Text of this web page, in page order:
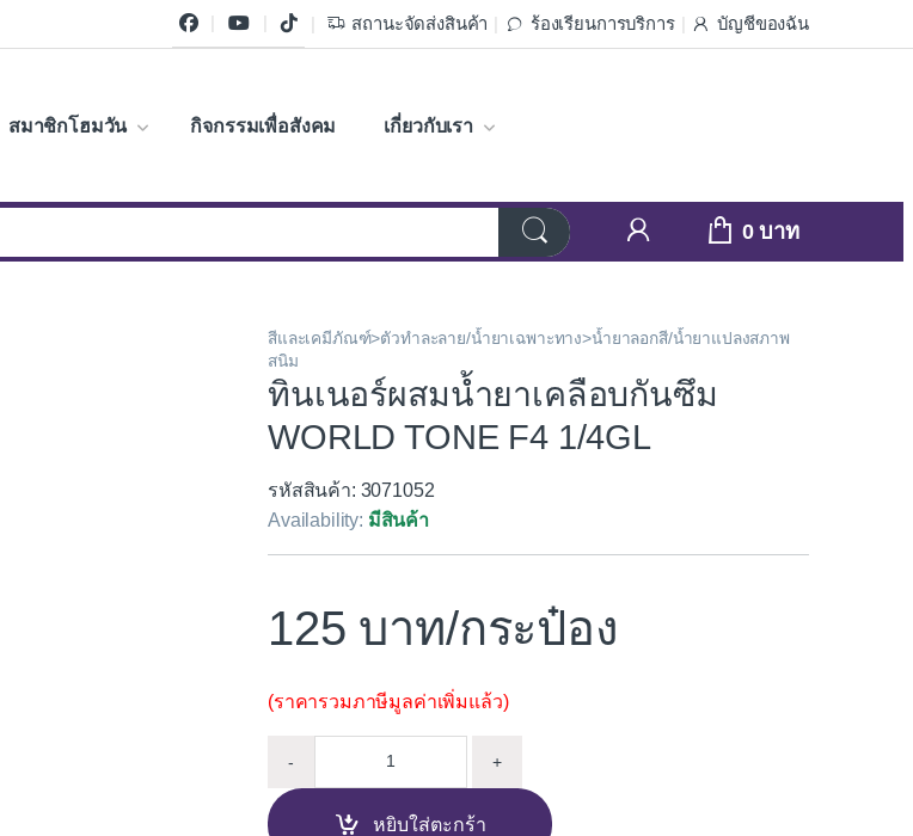
สถานะจัดส่งสินค้า ร้องเรียนการบริการ บัญชีของฉัน
สมาชิกโฮมวัน กิจกรรมเพื่อสังคม เกี่ยวกับเรา
0
สีและเคมีภัณฑ์>ตัวทำละลาย/น้ำยาเฉพาะทาง>น้ำยาลอกสี/น้ำยาแปลงสภาพ
สนิม
ทินเนอร์ผสมน้ำยาเคลือบกันซึม
WORLD TONE F4 1/4GL
รหัสสินค้า: 3071052
Availability: มีสินค้า
125 /กระป๋อง
(ราคารวมภาษีมูลค่าเพิ่มแล้ว)
- +
หยิบใส่ตะกร้า